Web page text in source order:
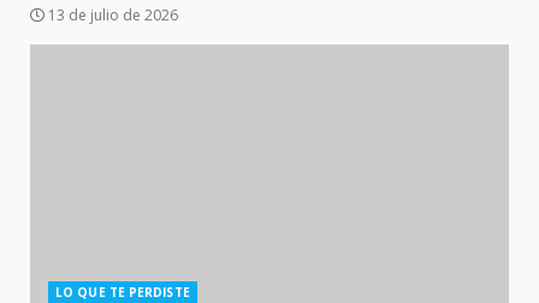
13 de julio de 2026
LO QUE TE PERDISTE